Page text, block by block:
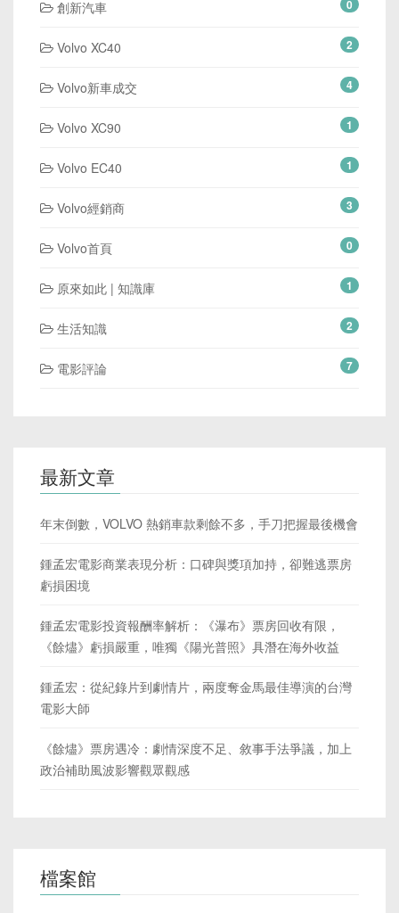
創新汽車 0
Volvo XC40 2
Volvo新車成交 4
Volvo XC90 1
Volvo EC40 1
Volvo經銷商 3
Volvo首頁 0
原來如此 | 知識庫 1
生活知識 2
電影評論 7
最新文章
年末倒數，VOLVO 熱銷車款剩餘不多，手刀把握最後機會
鍾孟宏電影商業表現分析：口碑與獎項加持，卻難逃票房
虧損困境
鍾孟宏電影投資報酬率解析：《瀑布》票房回收有限，
《餘燼》虧損嚴重，唯獨《陽光普照》具潛在海外收益
鍾孟宏：從紀錄片到劇情片，兩度奪金馬最佳導演的台灣
電影大師
《餘燼》票房遇冷：劇情深度不足、敘事手法爭議，加上
政治補助風波影響觀眾觀感
檔案館